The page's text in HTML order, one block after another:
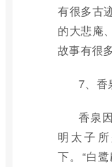
有很多古
的大悲庵
故事有很
7、香
香泉
明太子
下。“白